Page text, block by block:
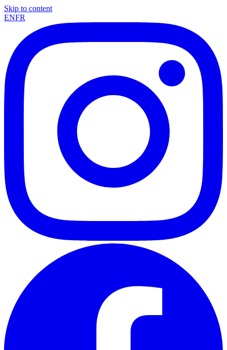
Skip to content
ENFR